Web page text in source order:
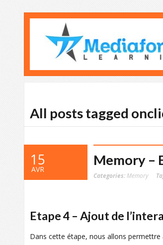
All posts tagged
15
AVR
Memory –
Categories: Memory
Etape 4 – Ajout de
Dans cette étape, nous allons permettre